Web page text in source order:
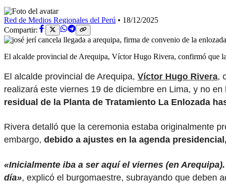
Red de Medios Regionales del Perú • 18/12/2025
Compartir:
El alcalde provincial de Arequipa, Víctor Hugo Rivera, confirmó que
El alcalde provincial de Arequipa, Víctor Hugo Rivera,
realizará este viernes 19 de diciembre en Lima, y no
residual de la Planta de Tratamiento La Enlozada
Rivera detalló que la ceremonia estaba originalmente
embargo, debido a ajustes en la agenda
«Inicialmente iba a ser aquí el viernes (en
día», explicó el burgomaestre, subrayando que deben